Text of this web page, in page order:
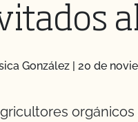
González | 20 de